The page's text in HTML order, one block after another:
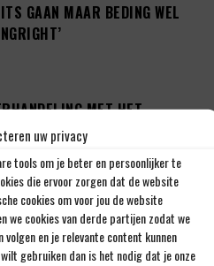
uw privacy
tools om je beter en persoonlijker te
die ervoor zorgen dat de website
cookies om voor jou de website
we cookies van derde partijen zodat we
en je relevante content kunnen
gebruiken dan is het nodig dat je onze
GAAN MAAR BEDING WEL
MET HET
FC’
GAAN VERSTERKEN MET 29-
CAMARA’